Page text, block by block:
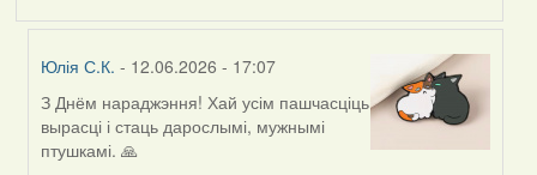
Юлія С.К. - 12.06.2026 - 17:07
In
reply
to
З Днём нараджэння! Хай усім пашчасціць
вырасці і стаць дарослымі, мужнымі
птушкамі. 🙏